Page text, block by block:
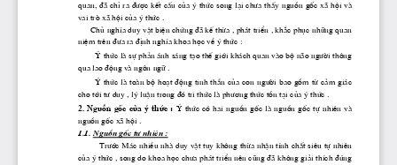
quan, ®· chØ ra ®­îc kÕt cÊu cña ý thøc song l¹i ch­a thÊy nguån gèc x· héi vμ
vai trß x· héi cña ý thøc .
      Chñ nghÜa duy vËt biÖn chøng ®· kÕ thõa , ph ̧t triÓn , kh¾c phôc nh÷ng quan
niÖm trªn ®­a ra ®Þnh nghÜa khoa häc vÒ ý thøc :
ý thøc lμ sù ph¶n  ̧nh s ̧ng t¹o thÕ giíi kh ̧ch quan vμo bé n·o ng­êi th«ng
qua lao ®éng vμ ng«n ng÷ .
ý thøc lμ toμn bé ho¹t ®éng tinh thÇn cña con ng­êi bao gåm tõ c¶m gi ̧c
cho tíi t­ duy , lý luËn trong ®ã tri thøc lμ ph­¬ng thøc tån t¹i cña ý thøc .
2. Nguån gèc cña ý thøc : ý thøc  cã  hai nguån gèc lμ nguån  gèc  tù nhiªn vμ
nguån gèc x· héi .
1.1. Nguån gèc tù nhiªn :
Tr­íc M ̧c nhiÒu nhμ duy vËt tuy kh«ng thõa nhËn tÝnh chÊt siªu tù nhiªn
cña ý thøc , song do khoa häc ch­a ph ̧t triÓn nªn còng ®· kh«ng gi¶i thÝch ®óng